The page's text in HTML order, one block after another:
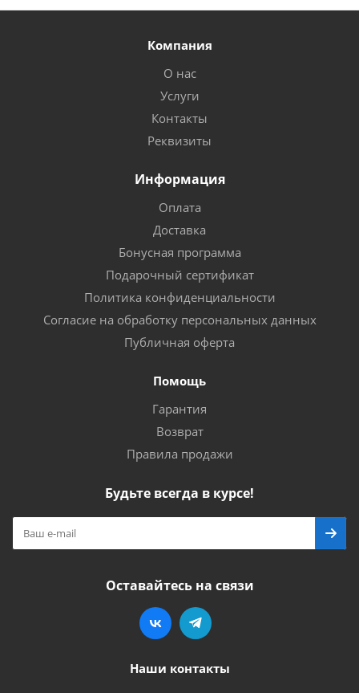
Компания
О нас
Услуги
Контакты
Реквизиты
Информация
Оплата
Доставка
Бонусная программа
Подарочный сертификат
Политика конфиденциальности
Согласие на обработку персональных данных
Публичная оферта
Помощь
Гарантия
Возврат
Правила продажи
Будьте всегда в курсе!
Оставайтесь на связи
Наши контакты